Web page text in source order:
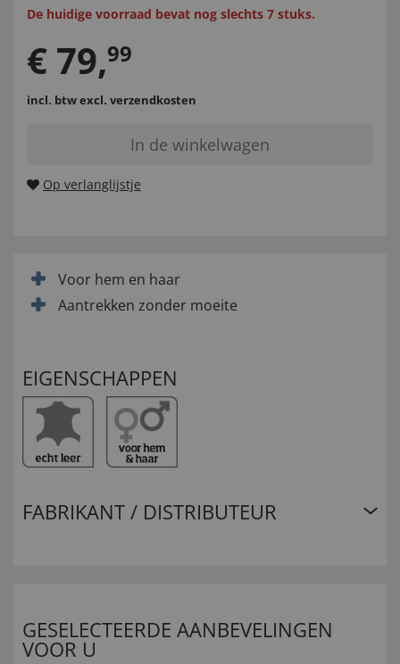
De huidige voorraad bevat nog slechts 7 stuks.
€ 79,99
incl. btwexcl. verzendkosten
In de winkelwagen
Op verlanglijstje
Voor hem en haar
Aantrekken zonder moeite
EIGENSCHAPPEN
FABRIKANT / DISTRIBUTEUR
GESELECTEERDE AANBEVELINGEN
VOOR U